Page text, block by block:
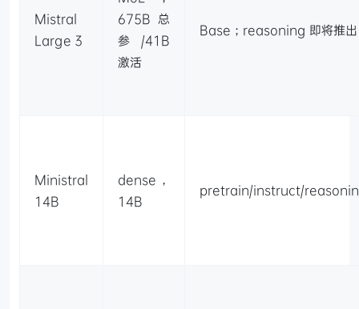
Mistral
Large 3
675B 总
参/41B
激活
Base；reasoning 即将推出
Ministral
14B
dense，
14B
pretrain/instruct/